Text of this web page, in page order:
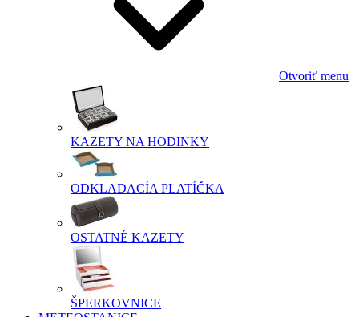
Otvoriť menu
KAZETY NA HODINKY
ODKLADACÍA PLATÍČKA
OSTATNÉ KAZETY
ŠPERKOVNICE